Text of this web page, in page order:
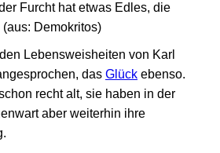
Furcht hat etwas Edles, die
Demokritos)
Lebensweisheiten von Karl
das Glück ebenso.
recht alt, sie haben in der
aber weiterhin ihre